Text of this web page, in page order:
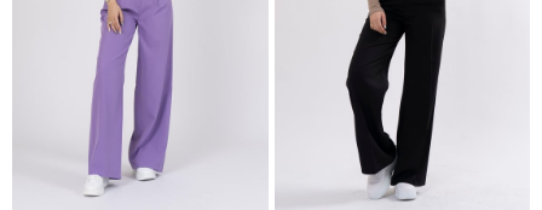
Prova ürün bedeni: M/38
Model Bilgileri:
Boy: 170cm Kilo:62 Göğüs: 85cm Bel: 69cm Basen: 102cm